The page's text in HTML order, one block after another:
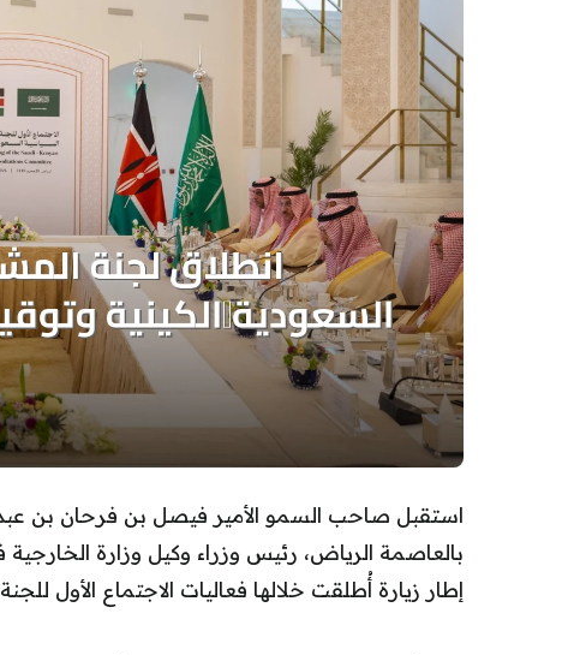
استقبل صاحب السمو الأمير فيصل بن فرحان بن عبد
بالعاصمة الرياض، رئيس وزراء وكيل وزارة
إطار زيارة أُطلقت خلالها فعاليات الاجتماع الأول